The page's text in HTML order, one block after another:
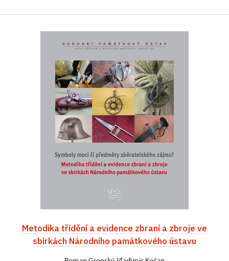
Metodika třídění a evidence zbraní a zbroje ve
sbírkách Národního památkového ústavu